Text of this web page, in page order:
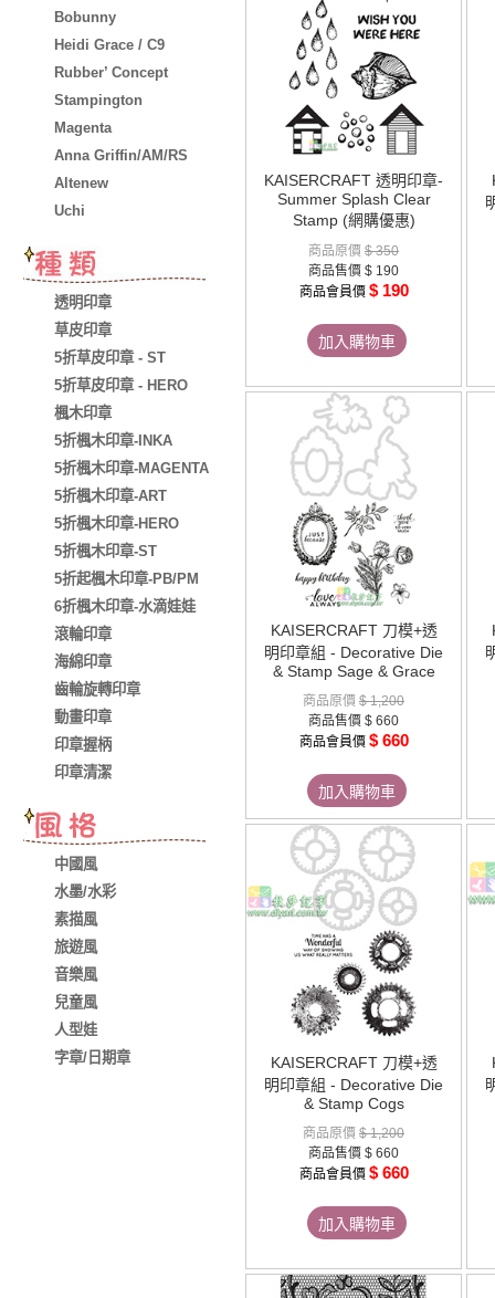
Bobunny
Heidi Grace / C9
Rubber’ Concept
Stampington
Magenta
Anna Griffin/AM/RS
Altenew
Uchi
透明印章
草皮印章
5折草皮印章 - ST
5折草皮印章 - HERO
楓木印章
5折楓木印章-INKA
5折楓木印章-MAGENTA
5折楓木印章-ART
5折楓木印章-HERO
5折楓木印章-ST
5折起楓木印章-PB/PM
6折楓木印章-水滴娃娃
滾輪印章
海綿印章
齒輪旋轉印章
動畫印章
印章握柄
印章清潔
中國風
水墨/水彩
素描風
旅遊風
音樂風
兒童風
人型娃
字章/日期章
KAISERCRAFT 透明印章-
Summer Splash Clear
Stamp (網購優惠)
商品原價 $ 350
商品售價 $ 190
商品會員價 $ 190
加入購物車
KAISERCRAFT 刀模+透
明印章組 - Decorative Die
& Stamp Sage & Grace
商品原價 $ 1,200
商品售價 $ 660
商品會員價 $ 660
加入購物車
KAISERCRAFT 刀模+透
明印章組 - Decorative Die
& Stamp Cogs
商品原價 $ 1,200
商品售價 $ 660
商品會員價 $ 660
加入購物車